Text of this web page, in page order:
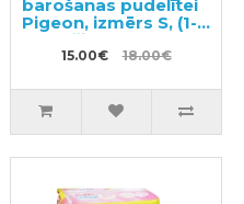
barošanas pudelītei
Pigeon, izmērs S, (1-3
mēneši)
15.00€ 18.00€